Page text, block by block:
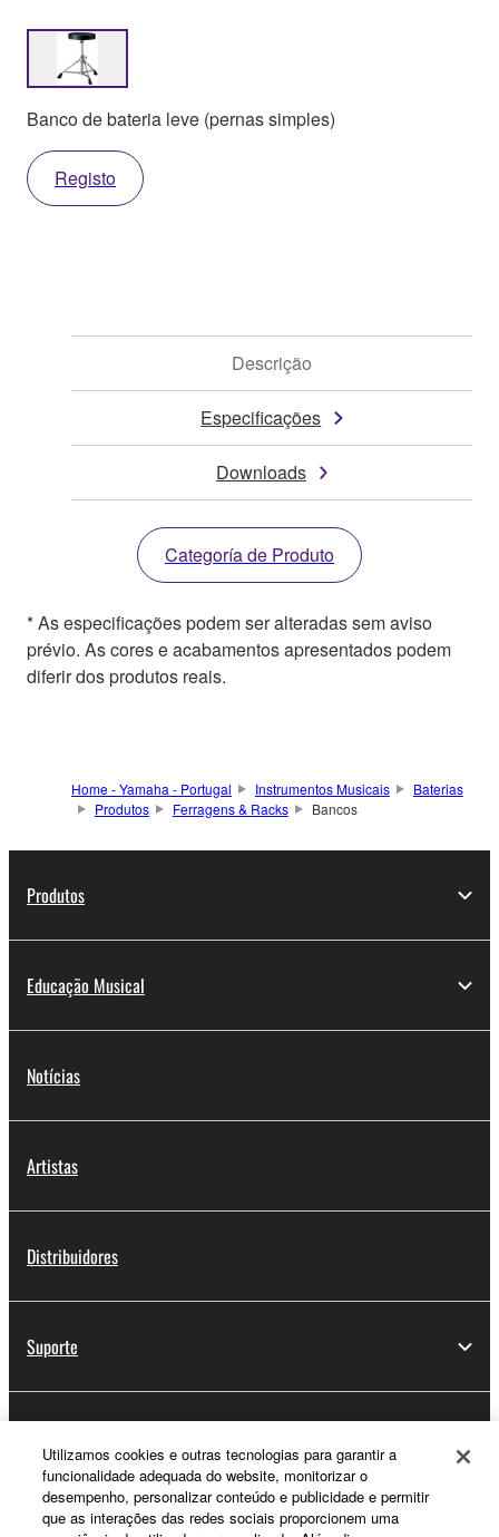
Banco de bateria leve (pernas simples)
Registo
Descrição
Especificações
Downloads
Categoría de Produto
* As especificações podem ser alteradas sem aviso
prévio. As cores e acabamentos apresentados podem
diferir dos produtos reais.
Home - Yamaha - Portugal Instrumentos Musicais
Baterias
Produtos
Ferragens & Racks Bancos
Produtos
Educação Musical
Notícias
Artistas
Distribuidores
Suporte
Sobre a Yamaha
Utilizamos cookies e outras tecnologias para garantir a
funcionalidade adequada do website, monitorizar o
desempenho, personalizar conteúdo e publicidade e permitir
que as interações das redes sociais proporcionem uma